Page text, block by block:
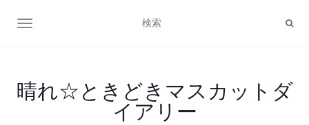
ナビゲーション切り替え
晴れ☆ときどきマスカットダ
イアリー